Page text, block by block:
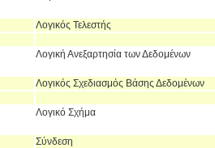
Λογικός Τελεστής
Λογική Ανεξαρτησία των Δεδομένων
Λογικός Σχεδιασμός Βάσης Δεδομένων
Λογικό Σχήμα
Σύνδεση